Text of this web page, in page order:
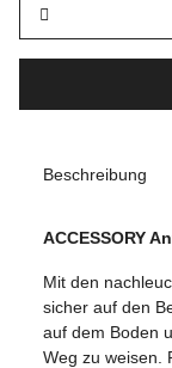
Beschreibung
ACCESSORY
Mit den
sicher auf den
auf dem Boden
Weg zu weisen.